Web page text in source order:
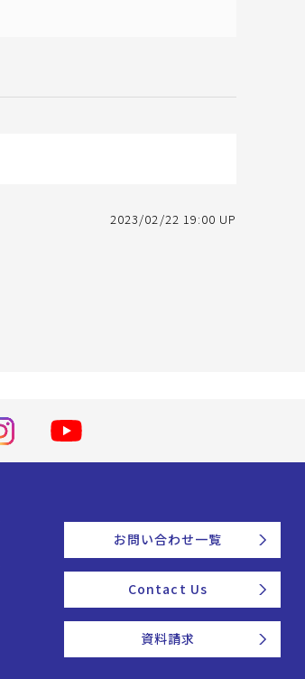
2023/02/22 19:00 UP
お問い合わせ一覧
Contact Us
資料請求